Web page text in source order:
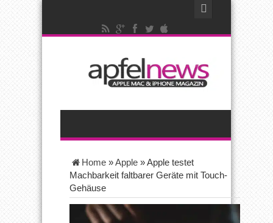
Home »Apple »Apple testet
Machbarkeit faltbarer Geräte mit Touch-
Gehäuse